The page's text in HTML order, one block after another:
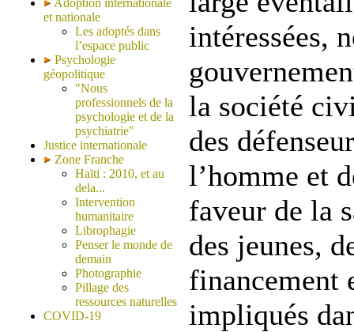
Adoption internationale
et nationale
Les adoptés dans
l’espace public
Psychologie
géopolitique
"Nous
professionnels de la
psychologie et de la
psychiatrie"
Justice internationale
Zone Franche
Haïti : 2010, et au
dela...
Intervention
humanitaire
Librophagie
Penser le monde de
demain
Photographie
Pillage des
ressources naturelles
COVID-19
intéressées,
la société
des
l’homme et
faveur de la
des jeunes,
financement
impliqués